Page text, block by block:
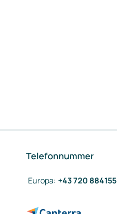
Telefonnummer
Europa: +43 720 884155